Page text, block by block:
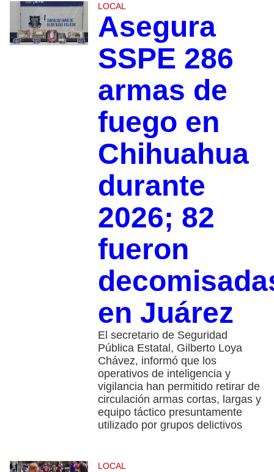
LOCAL
Asegura
SSPE 286
armas de
fuego en
Chihuahua
durante
2026; 82
fueron
en Juárez
El secretario de Seguridad
Pública Estatal, Gilberto Loya
Chávez, informó que los
operativos de inteligencia y
vigilancia han permitido retirar de
circulación armas cortas, largas y
equipo táctico presuntamente
utilizado por grupos delictivos
LOCAL